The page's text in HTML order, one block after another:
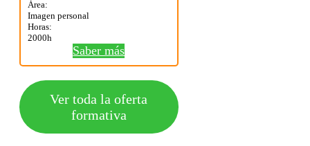
Área:
Imagen personal
Horas:
2000h
Saber más
Ver toda la oferta
formativa